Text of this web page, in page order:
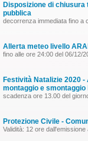
Disposizione di chiusura
pubblica
decorrenza immediata fino a
Allerta meteo livello
fino alle ore 24:00 del 06/12/
Festività Natalizie 2020
montaggio e
scadenza ore 13.00 del
Protezione Civile -
Validità: 12 ore